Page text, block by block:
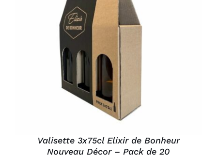
AJOUTER AU PANIER
Valisette 3x75cl Elixir de Bonheur
Nouveau Décor – Pack de 20